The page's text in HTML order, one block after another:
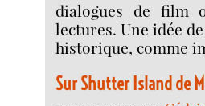
dialogues de film
lectures. Une idée
historique, comme
Sur Shutter Island de